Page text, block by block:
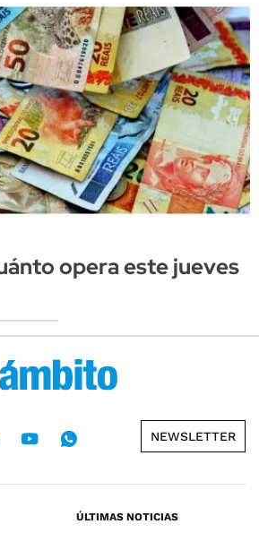
opera este jueves
NEWSLETTER
ÚLTIMAS NOTICIAS